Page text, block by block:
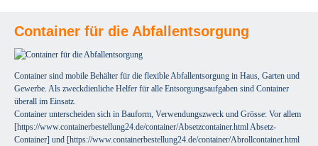
Container für die Abfallentsorgung
Container sind mobile Behälter für die flexible Abfallentsorgung in Haus, Garten und
Gewerbe. Als zweckdienliche Helfer für alle Entsorgungsaufgaben sind Container
überall im Einsatz.
Container unterscheiden sich in Bauform, Verwendungszweck und Grösse: Vor allem
[https://www.containerbestellung24.de/container/Absetzcontainer.html Absetz-
Container] und [https://www.containerbestellung24.de/container/Abrollcontainer.html